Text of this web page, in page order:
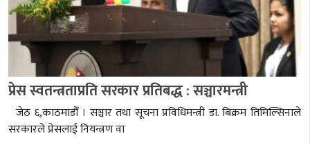
प्रेस स्वतन्त्रताप्रति सरकार प्रतिबद्ध : सञ्चारमन्त्री
जेठ ६,काठमाडौँ । सञ्चार तथा सूचना प्रविधिमन्त्री डा. बिक्रम तिमिल्सिनाले
सरकारले प्रेसलाई नियन्त्रण वा